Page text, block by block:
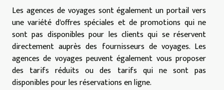
Les agences de voyages sont également un portail vers
une variété d'offres spéciales et de promotions qui ne
sont pas disponibles pour les clients qui se réservent
directement auprès des fournisseurs de voyages. Les
agences de voyages peuvent également vous proposer
des tarifs réduits ou des tarifs qui ne sont pas
disponibles pour les réservations en ligne.